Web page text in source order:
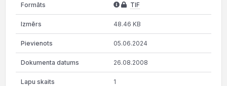
TIF
48.46 KB
05.06.2024
26.08.2008
1